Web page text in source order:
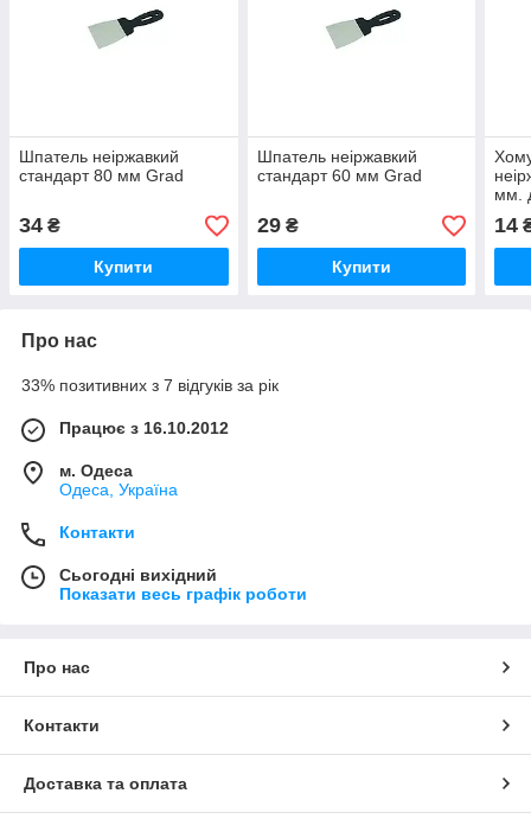
Шпатель неіржавкий
стандарт 80 мм Grad
34 ₴
Купити
Шпатель неіржавкий
стандарт 60 мм Grad
29₴
Купити
мм.
14
Про нас
33% позитивних з 7 відгуків за рік
Працює з 16.10.2012
м. Одеса
Одеса, Україна
Контакти
Сьогодні вихідний
Показати весь графік роботи
Про нас
Контакти
Доставка та оплата